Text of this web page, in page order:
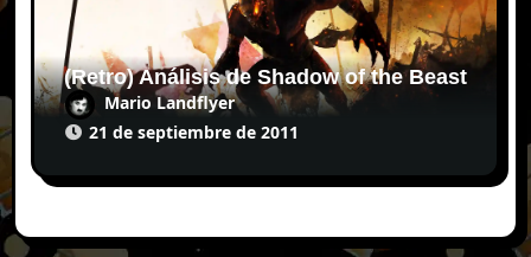
(Retro) Análisis de Shadow of the Beast
Mario Landflyer
21 de septiembre de 2011